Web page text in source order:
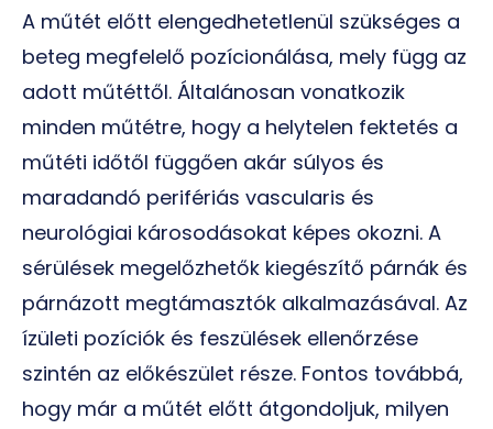
A műtét előtt elengedhetetlenül szükséges a
beteg megfelelő pozícionálása, mely függ az
adott műtéttől. Általánosan vonatkozik
minden műtétre, hogy a helytelen fektetés a
műtéti időtől függően akár súlyos és
maradandó perifériás vascularis és
neurológiai károsodásokat képes okozni. A
sérülések megelőzhetők kiegészítő párnák és
párnázott megtámasztók alkalmazásával. Az
ízületi pozíciók és feszülések ellenőrzése
szintén az előkészület része. Fontos továbbá,
hogy már a műtét előtt átgondoljuk, milyen